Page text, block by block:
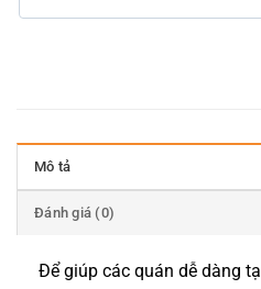
Mô tả
Đánh giá (0)
Để giúp các quán dễ dàng